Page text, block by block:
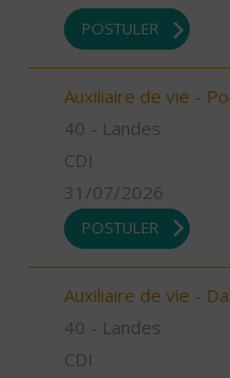
POSTULER
Auxiliaire de vie -
40 - Landes
CDI
31/07/2026
POSTULER
Auxiliaire de vie -
40 - Landes
CDI